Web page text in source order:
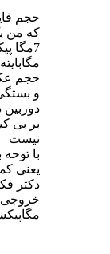
حجم
و
بر بی
نیست
یعنی کمی
دکتر
مگاپیکسل